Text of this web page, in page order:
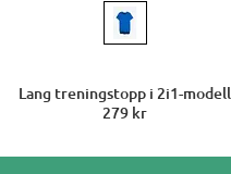
Lang treningstopp i 2i1-modell
279 kr